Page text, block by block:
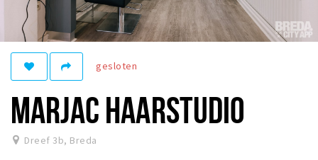
Recreatief
Winkels
Winkelgebieden
Bezienswaardigheden
Musea, theaters & podia
gesloten
MARJAC HAARSTUDIO
Dreef 3b, Breda